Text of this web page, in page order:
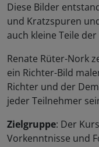
Diese Bilder
und Kratzspuren
auch kleine Teile
Renate Rüter-Nork
ein Richter-Bild
Richter und der
jeder Teilnehmer
Zielgruppe: Der
Vorkenntnisse und